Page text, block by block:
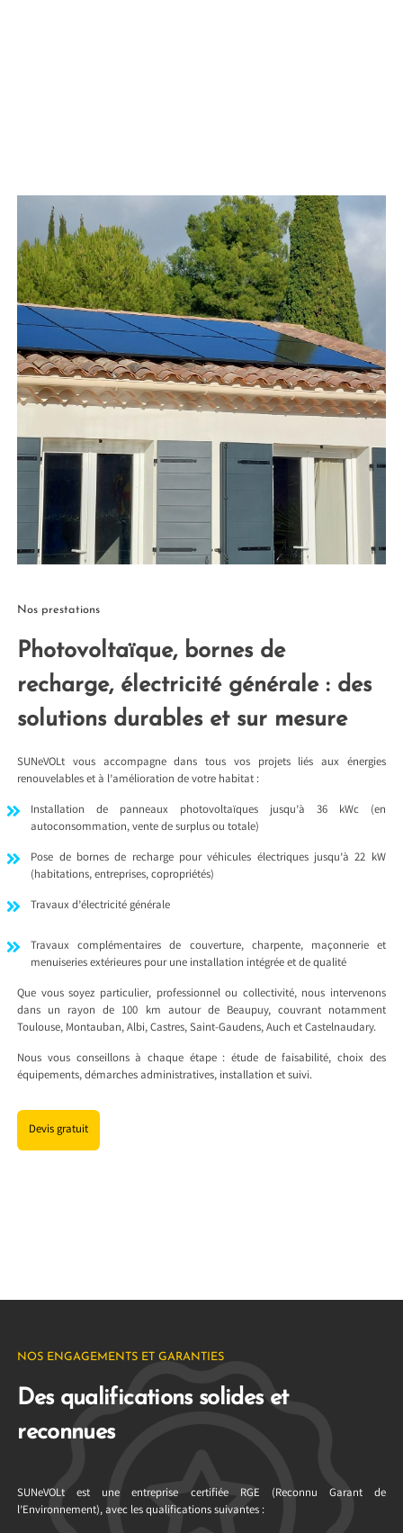
Nos prestations
Photovoltaïque, bornes de
recharge, électricité générale : des
solutions durables et sur mesure
SUNeVOLt vous accompagne dans tous vos projets liés aux énergies
renouvelables et à l’amélioration de votre habitat :
Installation de panneaux photovoltaïques jusqu’à 36 kWc (en
autoconsommation, vente de surplus ou totale)
Pose de bornes de recharge pour véhicules électriques jusqu’à 22 kW
(habitations, entreprises, copropriétés)
Travaux d’électricité générale
Travaux complémentaires de couverture, charpente, maçonnerie et
menuiseries extérieures pour une installation intégrée et de qualité
Que vous soyez particulier, professionnel ou collectivité, nous intervenons
dans un rayon de 100 km autour de Beaupuy, couvrant notamment
Toulouse, Montauban, Albi, Castres, Saint-Gaudens, Auch et Castelnaudary.
Nous vous conseillons à chaque étape : étude de faisabilité, choix des
équipements, démarches administratives, installation et suivi.
Devis gratuit
NOS ENGAGEMENTS ET GARANTIES
Des qualifications solides et
reconnues
SUNeVOLt est une entreprise certifiée RGE (Reconnu Garant de
l’Environnement), avec les qualifications suivantes :